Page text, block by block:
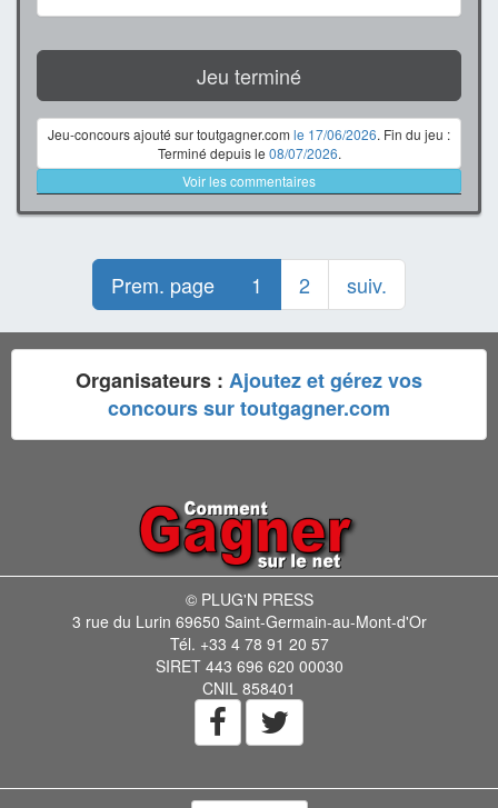
Jeu terminé
Jeu-concours ajouté sur toutgagner.com le 17/06/2026. Fin du jeu :
Terminé depuis le 08/07/2026.
Voir les commentaires
Prem. page 1 2 suiv.
Organisateurs : Ajoutez et gérez vos
concours sur toutgagner.com
© PLUG'N PRESS
3 rue du Lurin 69650 Saint-Germain-au-Mont-d'Or
Tél. +33 4 78 91 20 57
SIRET 443 696 620 00030
CNIL 858401